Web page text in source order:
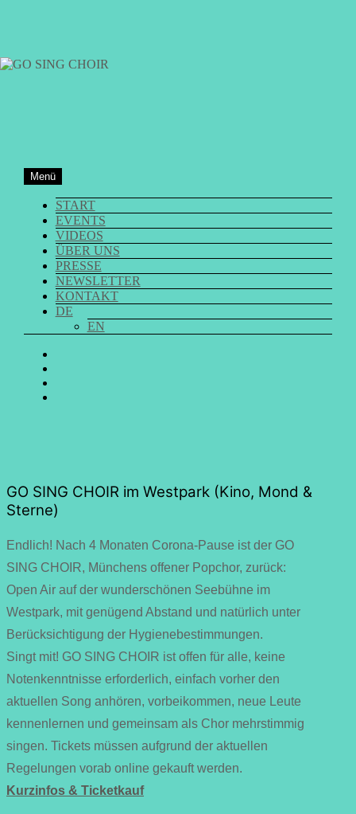
GO SING CHOIR
Menü
START
EVENTS
VIDEOS
ÜBER UNS
PRESSE
NEWSLETTER
KONTAKT
DE
EN
GO SING CHOIR im Westpark (Kino, Mond &
Sterne)
Endlich! Nach 4 Monaten Corona-Pause ist der GO
SING CHOIR, Münchens offener Popchor, zurück:
Open Air auf der wunderschönen Seebühne im
Westpark, mit genügend Abstand und natürlich unter
Berücksichtigung der Hygienebestimmungen.
Singt mit! GO SING CHOIR ist offen für alle, keine
Notenkenntnisse erforderlich, einfach vorher den
aktuellen Song anhören, vorbeikommen, neue Leute
kennenlernen und gemeinsam als Chor mehrstimmig
singen. Tickets müssen aufgrund der aktuellen
Regelungen vorab online gekauft werden.
Kurzinfos & Ticketkauf